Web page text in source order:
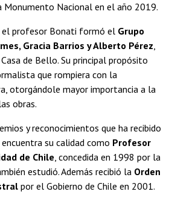
Monumento Nacional en el año 2019.
el profesor Bonati formó el Grupo
Gracia Barrios y Alberto Pérez,
de Bello. Su principal propósito
que rompiera con la
otorgándole mayor importancia a la
obras.
y reconocimientos que ha recibido
su calidad como Profesor
de Chile, concedida en 1998 por la
estudió. Además recibió la Orden
por el Gobierno de Chile en 2001.